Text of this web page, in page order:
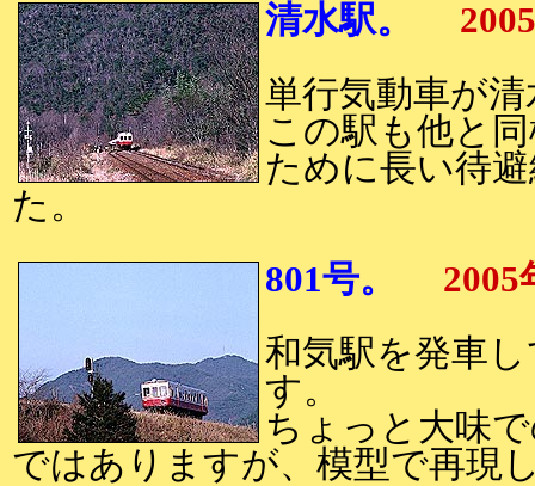
清水駅。
単行気動車が
この駅も他と
ために長い待
た。
801号。
2005
和気駅を発車
す。
ちょっと大味
ではありますが、模型で再現